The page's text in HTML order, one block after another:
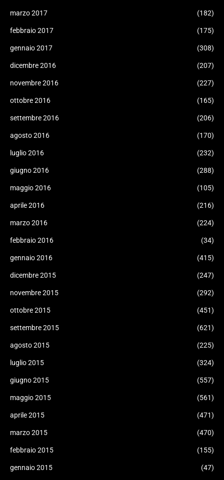
marzo 2017 (182)
febbraio 2017 (175)
gennaio 2017 (308)
dicembre 2016 (207)
novembre 2016 (227)
ottobre 2016 (165)
settembre 2016 (206)
agosto 2016 (170)
luglio 2016 (232)
giugno 2016 (288)
maggio 2016 (105)
aprile 2016 (216)
marzo 2016 (224)
febbraio 2016 (34)
gennaio 2016 (415)
dicembre 2015 (247)
novembre 2015 (292)
ottobre 2015 (451)
settembre 2015 (621)
agosto 2015 (225)
luglio 2015 (324)
giugno 2015 (557)
maggio 2015 (561)
aprile 2015 (471)
marzo 2015 (470)
febbraio 2015 (155)
gennaio 2015 (47)